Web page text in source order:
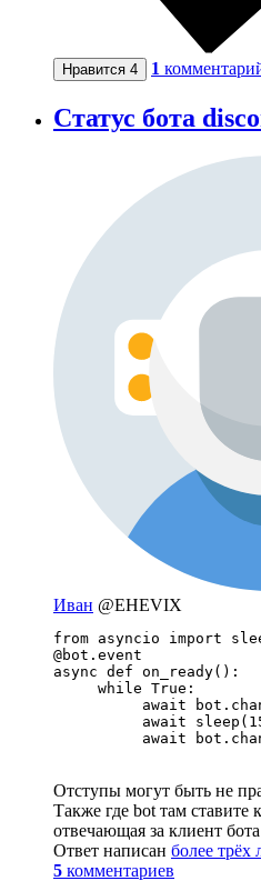
Нравится 4 1
Статус бота
Иван @EHEVIX
from asyncio import
@bot.event
async def on_ready():
     while True:
await
await
await
Отступы могут быть не
Также где bot там ставите
отвечающая за клиент бота
Ответ написан более трёх
5 комментариев